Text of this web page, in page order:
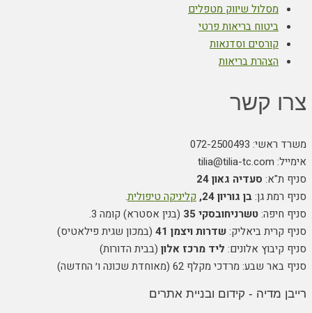
מסלול שיווק מטפלים
ביטוח בריאות פרטי
קורסים וסדנאות
הצהרת בריאות
צרו קשר
משרד ראשי: 072-2500493
אימייל: tilia@tilia-tc.com
סניף ת"א: סעדיה גאון 24
סניף רמת גן:בן גוריון 24, קליניקה טיפולית.
סניף חיפה:טשרניחובסקי 35
(בנין אסטרא) קומה 3.
סניף קרית ביאליק:שדרות ויצמן 41
(במכון שגית פילאטיס)
סניף קיבוץ אלונים: ליד מרכז אלון (בבית הדורות)
סניף באר שבע: מרדכי מקלף 62 (מאוחדת שכונה ו׳ החדשה)
רייבן מדיה - קידום ובניית אתרים